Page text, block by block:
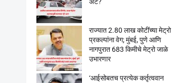
राज्यात 2.80 लाख कोटींच्या मेट्रो
प्रकल्पांना वेग; मुंबई, पुणे आणि
नागपुरात 683 किमीचे मेट्रो जाळे
उभारणार
‘आईसोबतच प्रत्येक कर्तृत्ववान